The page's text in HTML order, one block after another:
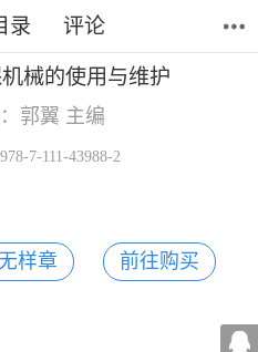
录 评论
械的使用与维护
郭翼 主编
7-111-43988-2
样章 前往购买